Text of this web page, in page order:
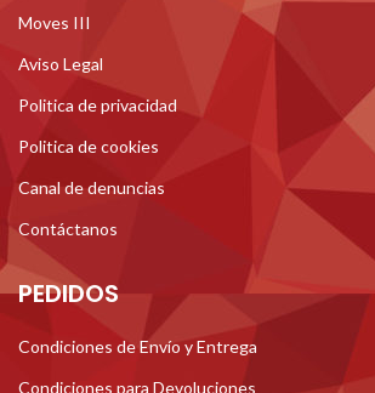
Moves III
Aviso Legal
Politica de privacidad
Politica de cookies
Canal de denuncias
Contáctanos
PEDIDOS
Condiciones de Envío y Entrega
Condiciones para Devoluciones